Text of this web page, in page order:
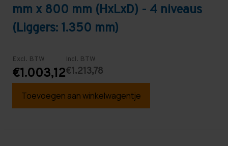
mm x 800 mm (HxLxD) - 4 niveaus
(Liggers: 1.350 mm)
Excl. BTW
€1.003,12
Incl. BTW
€1.213,78
Toevoegen aan winkelwagentje